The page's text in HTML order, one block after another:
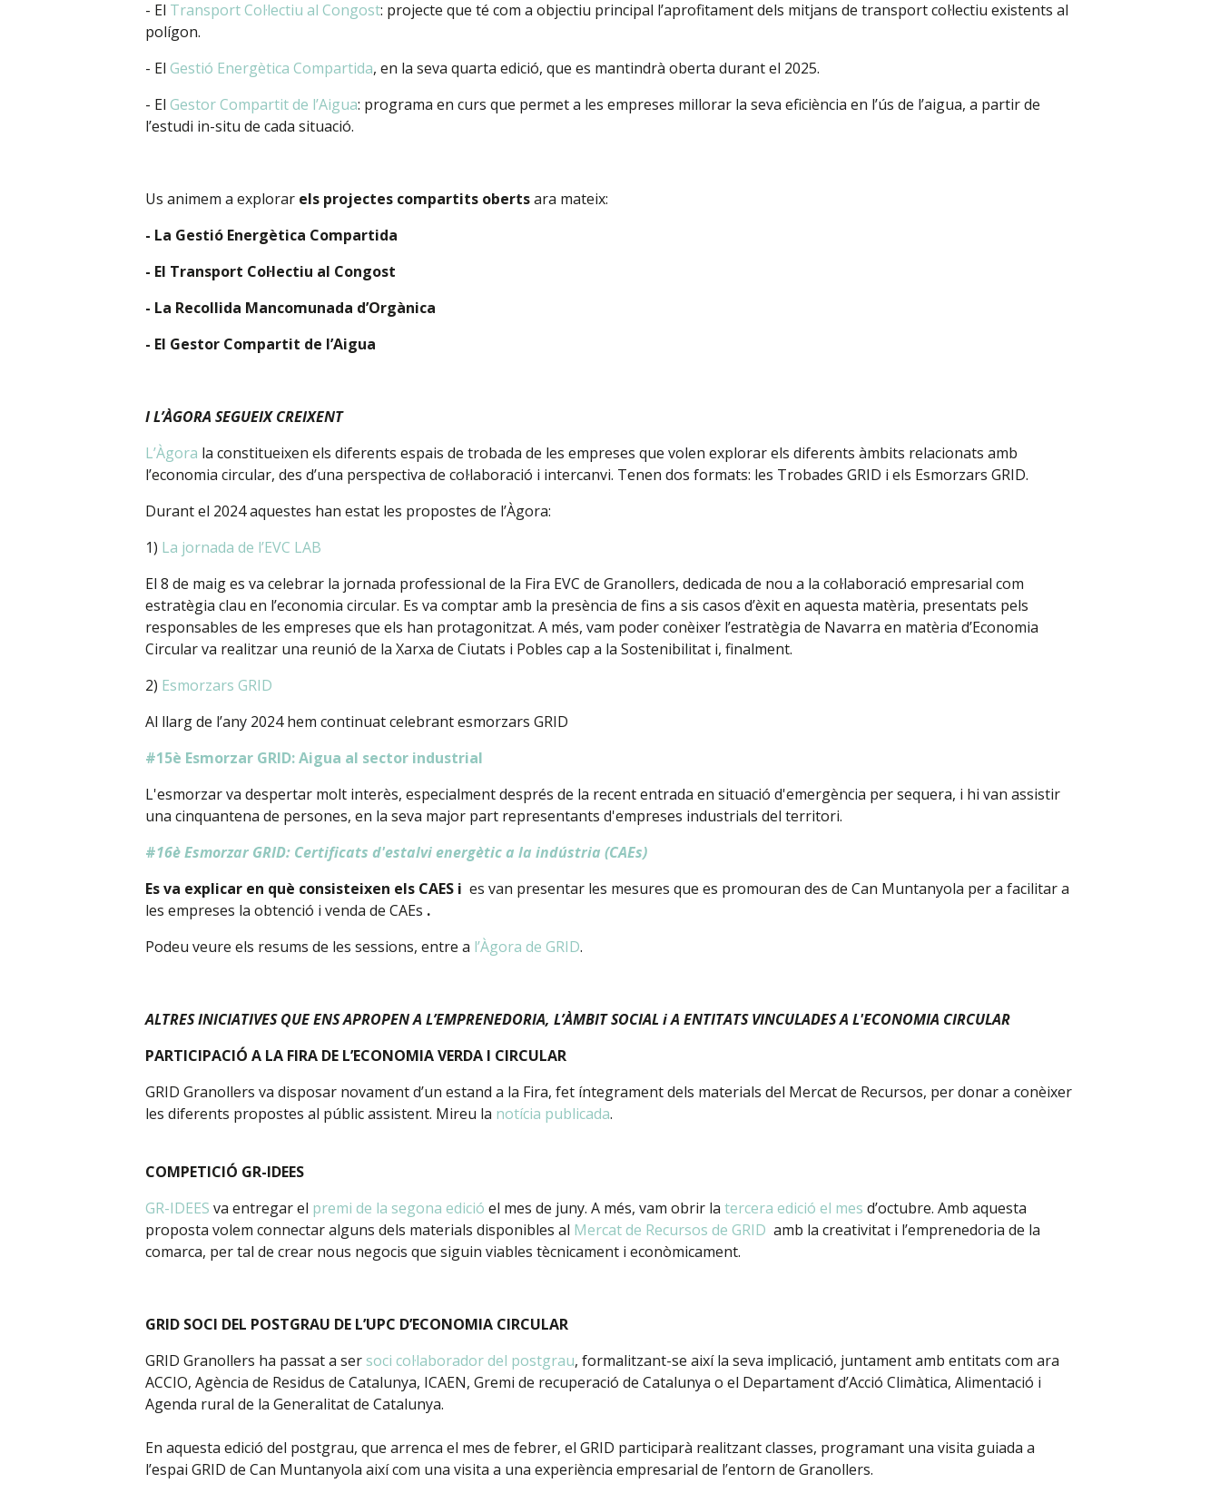
- El Transport Col·lectiu al Congost: projecte que té com a objectiu principal l’aprofitament dels mitjans de transport col·lectiu existents al
polígon.
- El Gestió Energètica Compartida, en la seva quarta edició, que es mantindrà oberta durant el 2025.
- El Gestor Compartit de l’Aigua: programa en curs que permet a les empreses millorar la seva eficiència en l’ús de l’aigua, a partir de
l’estudi in-situ de cada situació.
Us animem a explorar els projectes compartits obertsara mateix:
- La Gestió Energètica Compartida
- El Transport Col·lectiu al Congost
- La Recollida Mancomunada d’Orgànica
- El Gestor Compartit de l’Aigua
I L’ÀGORA SEGUEIX CREIXENT
L’Àgora la constitueixen els diferents espais de trobada de les empreses que volen explorar els diferents àmbits relacionats amb
l’economia circular, des d’una perspectiva de col·laboració i intercanvi. Tenen dos formats: les Trobades GRID i els Esmorzars GRID.
Durant el 2024 aquestes han estat les propostes de l’Àgora:
1) La jornada de l’EVC LAB
El 8 de maig es va celebrar la jornada professional de la Fira EVC de Granollers, dedicada de nou a la col·laboració empresarial com
estratègia clau en l’economia circular. Es va comptar amb la presència de fins a sis casos d’èxit en aquesta matèria, presentats pels
responsables de les empreses que els han protagonitzat. A més, vam poder conèixer l’estratègia de Navarra en matèria d’Economia
Circular va realitzar una reunió de la Xarxa de Ciutats i Pobles cap a la Sostenibilitat i, finalment.
2) Esmorzars GRID
Al llarg de l’any 2024 hem continuat celebrant esmorzars GRID
#15è Esmorzar GRID: Aigua al sector industrial
L'esmorzar va despertar molt interès, especialment després de la recent entrada en situació d'emergència per sequera, i hi van assistir
una cinquantena de persones, en la seva major part representants d'empreses industrials del territori.
#16è Esmorzar GRID: Certificats d'estalvi energètic a la indústria (CAEs)
Es va explicar en què consisteixen els CAES i es van presentar les mesures que es promouran des de Can Muntanyola per a facilitar a
les empreses la obtenció i venda de CAEs .
Podeu veure els resums de les sessions, entre a l’Àgora de GRID.
ALTRES INICIATIVES QUE ENS APROPEN A L’EMPRENEDORIA, L’ÀMBIT SOCIAL i A ENTITATS VINCULADES A L'ECONOMIA CIRCULAR
PARTICIPACIÓ A LA FIRA DE L’ECONOMIA VERDA I CIRCULAR
GRID Granollers va disposar novament d’un estand a la Fira, fet íntegrament dels materials del Mercat de Recursos, per donar a conèixer
les diferents propostes al públic assistent. Mireu la notícia publicada.
COMPETICIÓ GR-IDEES
GR-IDEES va entregar el premi de la segona edició el mes de juny. A més, vam obrir la tercera edició el mes d’octubre. Amb aquesta
proposta volem connectar alguns dels materials disponibles al Mercat de Recursos de GRID amb la creativitat i l’emprenedoria de la
comarca, per tal de crear nous negocis que siguin viables tècnicament i econòmicament.
GRID SOCI DEL POSTGRAU DE L’UPC D’ECONOMIA CIRCULAR
GRID Granollers ha passat a sersoci col·laborador del postgrau, formalitzant-se així la seva implicació, juntament amb entitats com ara
ACCIO, Agència de Residus de Catalunya, ICAEN, Gremi de recuperació de Catalunya o el Departament d’Acció Climàtica, Alimentació i
Agenda rural de la Generalitat de Catalunya.
En aquesta edició del postgrau, que arrenca el mes de febrer, el GRID participarà realitzant classes, programant una visita guiada a
l’espai GRID de Can Muntanyola així com una visita a una experiència empresarial de l’entorn de Granollers.